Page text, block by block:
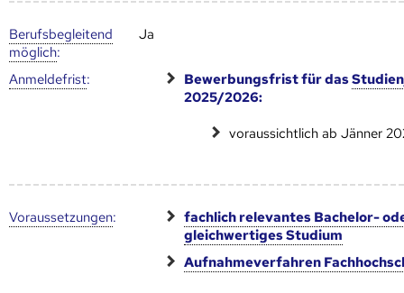
Berufs­begleitend
möglich:
Ja
Anmelde­frist: Bewerbungsfrist für das
2025/2026:
voraussichtlich ab Jänner
Voraus­setzungen:
fachlich relevantes Bachelor-
gleichwertiges Studium
Aufnahmeverfahren